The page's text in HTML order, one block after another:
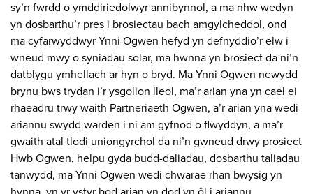
sy’n fwrdd o ymddiriedolwyr annibynnol, a ma nhw wedyn
yn dosbarthu’r pres i brosiectau bach amgylcheddol, ond
ma cyfarwyddwyr Ynni Ogwen hefyd yn defnyddio’r elw i
wneud mwy o syniadau solar, ma hwnna yn brosiect da ni’n
datblygu ymhellach ar hyn o bryd. Ma Ynni Ogwen newydd
brynu bws trydan i’r ysgolion lleol, ma’r arian yna yn cael ei
rhaeadru trwy waith Partneriaeth Ogwen, a’r arian yna wedi
ariannu swydd warden i ni am gyfnod o flwyddyn, a ma’r
gwaith atal tlodi uniongyrchol da ni’n gwneud drwy prosiect
Hwb Ogwen, helpu gyda budd-daliadau, dosbarthu taliadau
tanwydd, ma Ynni Ogwen wedi chwarae rhan bwysig yn